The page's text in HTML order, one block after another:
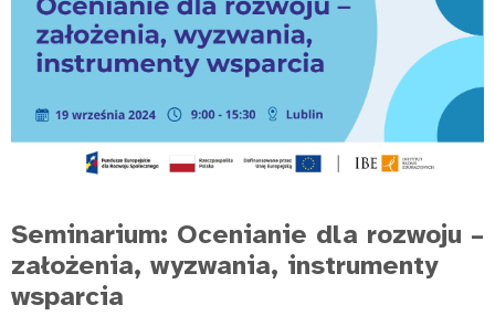
Seminarium: Ocenianie dla rozwoju –
założenia, wyzwania, instrumenty
wsparcia